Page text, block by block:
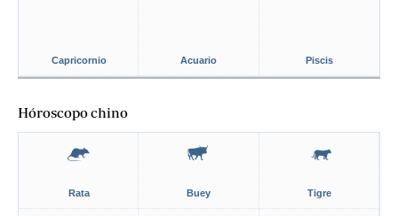
Capricornio Acuario Piscis
Hóroscopo chino
Rata Buey Tigre